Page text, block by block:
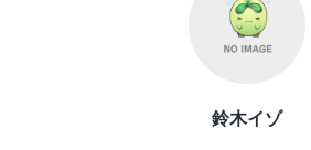
鈴木イゾ